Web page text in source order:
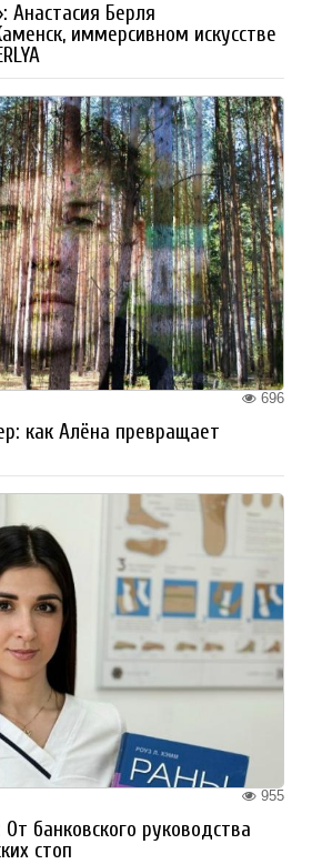
Анастасия Берля
иммерсивном искусстве
696
как Алёна превращает
955
банковского руководства
стоп